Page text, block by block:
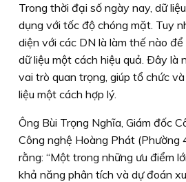
Trong thời đại số ngày nay, dữ
dụng với tốc độ chóng mặt. Tuy
diện với các DN là làm thế nào
dữ liệu một cách hiệu quả. Ðây là
vai trò quan trọng, giúp tổ chức
liệu một cách hợp lý.
Ông Bùi Trọng Nghĩa, Giám đốc
Công nghệ Hoàng Phát (Phường
rằng: “Một trong những ưu điểm
khả năng phân tích và dự đoán